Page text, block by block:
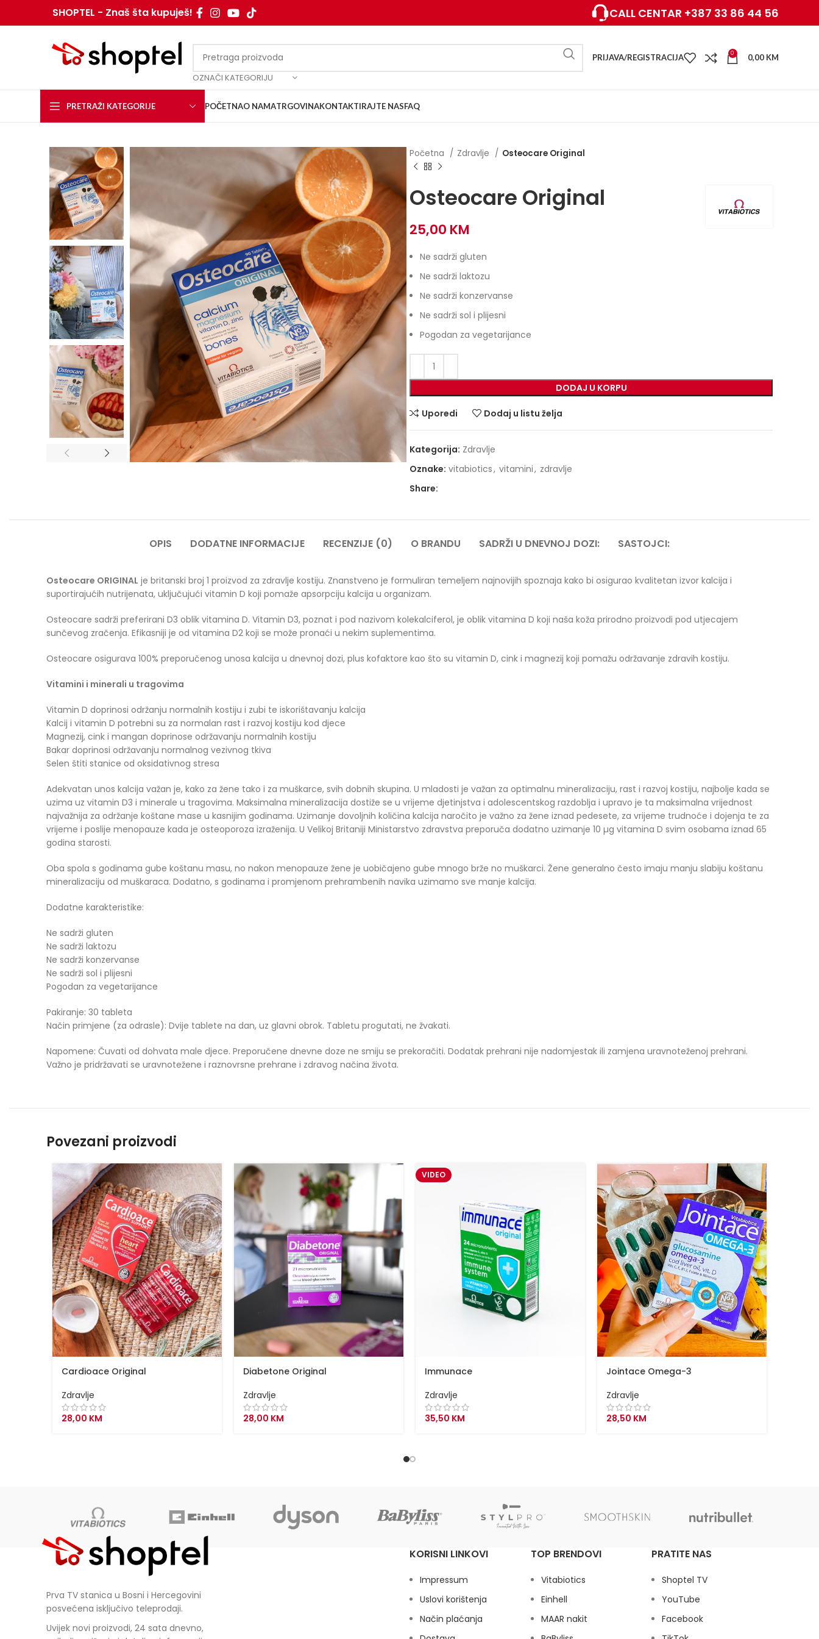
SHOPTEL - Znaš šta kupuješ! CALL CENTAR +387 33 86 44 56
OZNAČI KATEGORIJU
PRIJAVA/REGISTRACIJA 0 0,00 KM
PRETRAŽI KATEGORIJE POČETNAO NAMATRGOVINAKONTAKTIRAJTE NASFAQ
Početna Zdravlje Osteocare Original
Osteocare Original
25,00 KM
Ne sadrži gluten
Ne sadrži laktozu
Ne sadrži konzervanse
Ne sadrži sol i plijesni
Pogodan za vegetarijance
DODAJ U KORPU
Uporedi Dodaj u listu želja
Kategorija: Zdravlje
Oznake: vitabiotics, vitamini, zdravlje
Share:
OPIS DODATNE INFORMACIJE RECENZIJE (0) O BRANDU SADRŽI U DNEVNOJ DOZI: SASTOJCI:
Osteocare ORIGINAL je britanski broj 1 proizvod za zdravlje kostiju. Znanstveno je formuliran temeljem najnovijih spoznaja kako bi osigurao kvalitetan izvor kalcija i
suportirajućih nutrijenata, uključujući vitamin D koji pomaže apsorpciju kalcija u organizam.
Osteocare sadrži preferirani D3 oblik vitamina D. Vitamin D3, poznat i pod nazivom kolekalciferol, je oblik vitamina D koji naša koža prirodno proizvodi pod utjecajem
sunčevog zračenja. Efikasniji je od vitamina D2 koji se može pronaći u nekim suplementima.
Osteocare osigurava 100% preporučenog unosa kalcija u dnevnoj dozi, plus kofaktore kao što su vitamin D, cink i magnezij koji pomažu održavanje zdravih kostiju.
Vitamini i minerali u tragovima
Vitamin D doprinosi održanju normalnih kostiju i zubi te iskorištavanju kalcija
Kalcij i vitamin D potrebni su za normalan rast i razvoj kostiju kod djece
Magnezij, cink i mangan doprinose održavanju normalnih kostiju
Bakar doprinosi održavanju normalnog vezivnog tkiva
Selen štiti stanice od oksidativnog stresa
Adekvatan unos kalcija važan je, kako za žene tako i za muškarce, svih dobnih skupina. U mladosti je važan za optimalnu mineralizaciju, rast i razvoj kostiju, najbolje kada se
uzima uz vitamin D3 i minerale u tragovima. Maksimalna mineralizacija dostiže se u vrijeme djetinjstva i adolescentskog razdoblja i upravo je ta maksimalna vrijednost
najvažnija za održanje koštane mase u kasnijim godinama. Uzimanje dovoljnih količina kalcija naročito je važno za žene iznad pedesete, za vrijeme trudnoće i dojenja te za
vrijeme i poslije menopauze kada je osteoporoza izraženija. U Velikoj Britaniji Ministarstvo zdravstva preporuča dodatno uzimanje 10 µg vitamina D svim osobama iznad 65
godina starosti.
Oba spola s godinama gube koštanu masu, no nakon menopauze žene je uobičajeno gube mnogo brže no muškarci. Žene generalno često imaju manju slabiju koštanu
mineralizaciju od muškaraca. Dodatno, s godinama i promjenom prehrambenih navika uzimamo sve manje kalcija.
Dodatne karakteristike:
Ne sadrži gluten
Ne sadrži laktozu
Ne sadrži konzervanse
Ne sadrži sol i plijesni
Pogodan za vegetarijance
Pakiranje: 30 tableta
Način primjene (za odrasle): Dvije tablete na dan, uz glavni obrok. Tabletu progutati, ne žvakati.
Napomene: Čuvati od dohvata male djece. Preporučene dnevne doze ne smiju se prekoračiti. Dodatak prehrani nije nadomjestak ili zamjena uravnoteženoj prehrani.
Važno je pridržavati se uravnotežene i raznovrsne prehrane i zdravog načina života.
Povezani proizvodi
Cardioace Original
Zdravlje
28,00 KM
Diabetone Original
Zdravlje
28,00 KM
VIDEO
Immunace
Zdravlje
35,50 KM
Jointace Omega-3
Zdravlje
28,50 KM
Prva TV stanica u Bosni i Hercegovini
posvećena isključivo teleprodaji.
Uvijek novi proizvodi, 24 sata dnevno,
KORISNI LINKOVI
Impressum
Uslovi korištenja
Način plaćanja
TOP BRENDOVI
Vitabiotics
Einhell
MAAR nakit
PRATITE NAS
Shoptel TV
YouTube
Facebook